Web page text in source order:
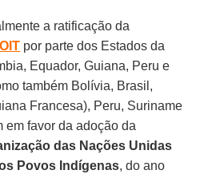
a ratificação da
OIT por parte dos Estados da
Equador, Guiana, Peru e
também Bolívia, Brasil,
Francesa), Peru, Suriname
em favor da adoção da
das Nações Unidas
Povos Indígenas, do ano